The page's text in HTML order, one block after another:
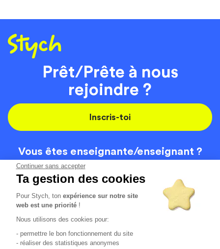
Continuer sans accepter
Ta gestion des cookies
Pour Stych, tonexpérience sur notre site
web est une priorité !
Nous utilisons des cookies pour:
- permettre le bon fonctionnement du site
- réaliser des statistiques anonymes
Prêt/Prête à nous
rejoindre ?
Inscris-toi
Vous êtes enseignante/enseignant ?
On recrute
Code de la route
Localisation
Contact